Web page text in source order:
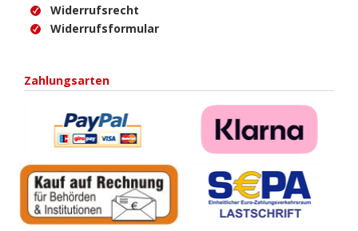
Widerrufsrecht
Widerrufsformular
Zahlungsarten